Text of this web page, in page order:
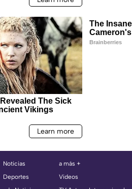
Noticias
Deportes
a más +
Videos